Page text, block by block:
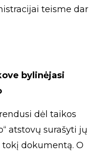
teisme dar
bylinėjasi
dėl taikos
atstovų surašyti jų
dokumentą. O